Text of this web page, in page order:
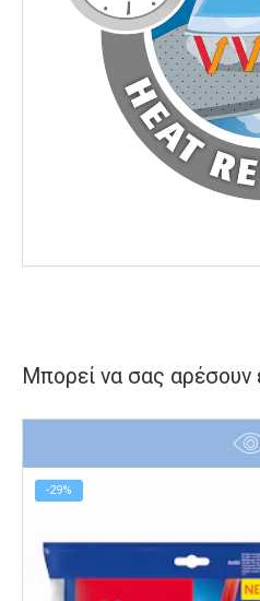
Μπορεί να σας αρέσουν
-29%